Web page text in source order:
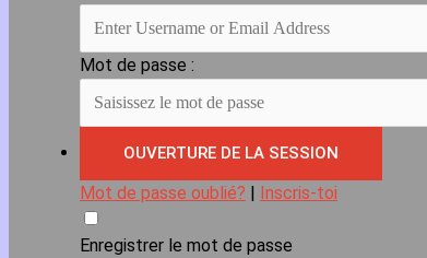
Mot de passe :
Mot de passe oublié? Inscris-toi
Enregistrer le mot de passe